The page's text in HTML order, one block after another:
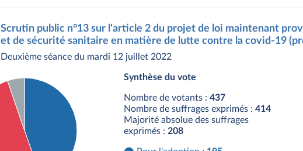
Scrutin public n°13 sur l'article 2 du projet de loi maintenant
et de sécurité sanitaire en matière de lutte contre la covid-19
Deuxième séance du mardi 12 juillet 2022
Synthèse du vote
Nombre de votants : 437
Nombre de suffrages exprimés : 414
Majorité absolue des suffrages
exprimés : 208